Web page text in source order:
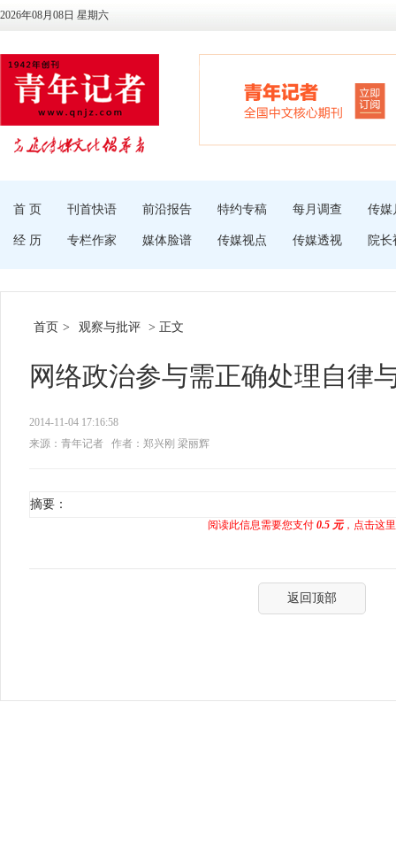
2026年08月08日 星期六
首 页 刊首快语 前沿报告 特约专稿 每月调查 传媒
经 历 专栏作家 媒体脸谱 传媒视点 传媒透视 院长
首页 > 观察与批评 > 正文
网络政治参与需正确处理自律
2014-11-04 17:16:58
来源：青年记者
作者：郑兴刚 梁丽辉
摘要：
阅读此信息需要您支付 0.5 元，点击这
返回顶部